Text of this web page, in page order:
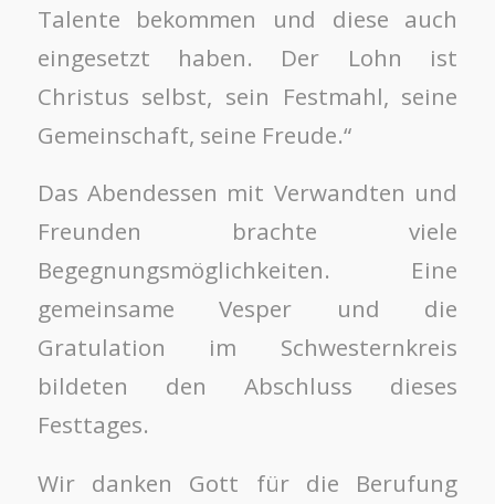
Talente bekommen und diese auch
eingesetzt haben. Der Lohn ist
Christus selbst, sein Festmahl, seine
Gemeinschaft, seine Freude.“
Das Abendessen mit Verwandten und
Freunden brachte viele
Begegnungsmöglichkeiten. Eine
gemeinsame Vesper und die
Gratulation im Schwesternkreis
bildeten den Abschluss dieses
Festtages.
Wir danken Gott für die Berufung